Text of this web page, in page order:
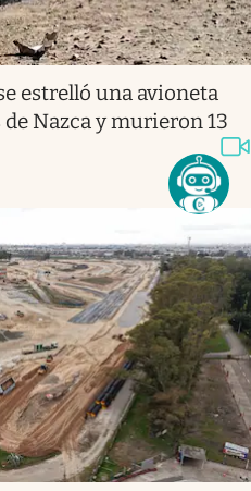
estrelló una avioneta
Nazca y murieron 13